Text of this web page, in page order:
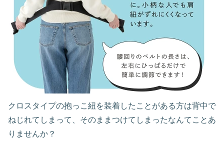
クロスタイプの抱っこ紐を装着したことがある方は背中で
ねじれてしまって、そのままつけてしまったなんてことあ
りませんか？